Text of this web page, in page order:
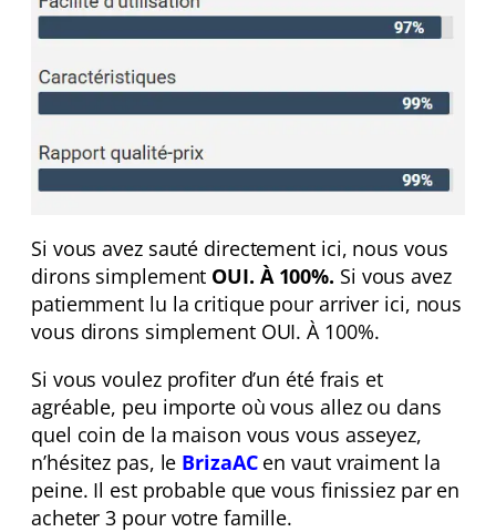
Si vous avez sauté directement ici, nous vous
dirons simplement OUI. À 100%. Si vous avez
patiemment lu la critique pour arriver ici, nous
vous dirons simplement OUI. À 100%.
Si vous voulez profiter d’un été frais et
agréable, peu importe où vous allez ou dans
quel coin de la maison vous vous asseyez,
n’hésitez pas, le BrizaAC en vaut vraiment la
peine. Il est probable que vous finissiez par en
acheter 3 pour votre famille.